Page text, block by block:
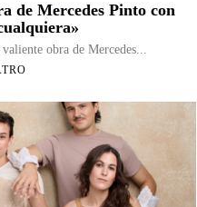
de Mercedes Pinto con
obra de Mercedes...